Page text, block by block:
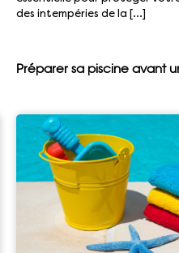
des intempéries de la […]
Préparer sa piscine avant